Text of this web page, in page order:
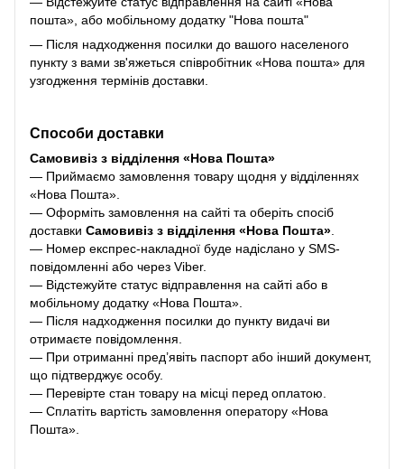
пошта», або мобільному додатку "Нова пошта"
— Після надходження посилки до вашого населеного
пункту з вами зв'яжеться співробітник «Нова пошта» для
узгодження термінів доставки.
Способи доставки
Самовивіз з відділення «Нова Пошта»
— Приймаємо замовлення товару щодня у відділеннях
«Нова Пошта».
— Оформіть замовлення на сайті та оберіть спосіб
доставки Самовивіз з відділення «Нова Пошта»
— Номер експрес-накладної буде надіслано у SMS-
повідомленні або через Viber.
— Відстежуйте статус відправлення на сайті або в
мобільному додатку «Нова Пошта».
— Після надходження посилки до пункту видачі ви
отримаєте повідомлення.
— При отриманні пред’явіть паспорт або інший документ,
що підтверджує особу.
— Перевірте стан товару на місці перед оплатою.
— Сплатіть вартість замовлення оператору «Нова
Пошта».